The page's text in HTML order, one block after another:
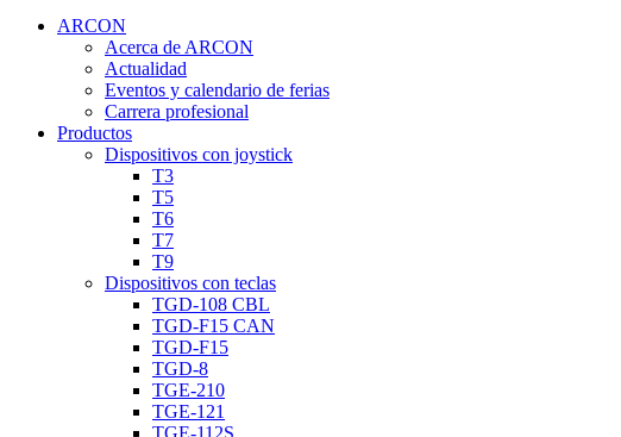
ARCON
Acerca de ARCON
Actualidad
Eventos y calendario de ferias
Carrera profesional
Productos
Dispositivos con joystick
T3
T5
T6
T7
T9
Dispositivos con teclas
TGD-108 CBL
TGD-F15 CAN
TGD-F15
TGD-8
TGE-210
TGE-121
TGE-112S